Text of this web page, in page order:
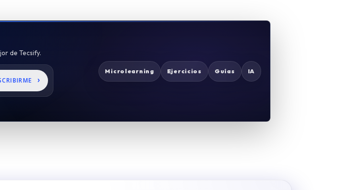
de Tecsify.
›
Microlearning Ejercicios Guías IA